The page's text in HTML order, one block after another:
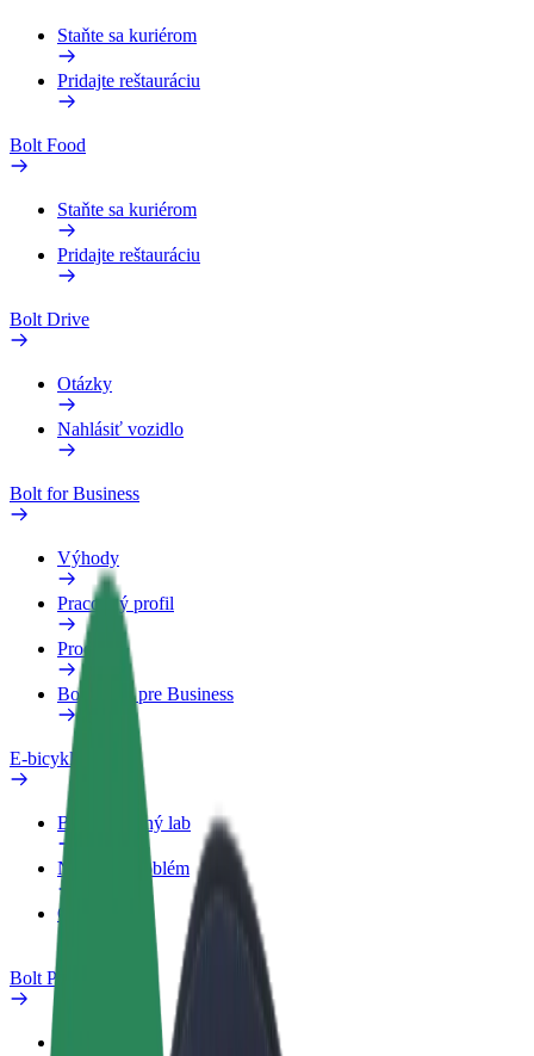
Staňte sa kuriérom
Pridajte reštauráciu
Bolt Food
Staňte sa kuriérom
Pridajte reštauráciu
Bolt Drive
Otázky
Nahlásiť vozidlo
Bolt for Business
Výhody
Pracovný profil
Produkty
Bolt Food pre Business
E-bicykle
Bezpečnostný lab
Nahlásiť problém
Otázky
Bolt Plus